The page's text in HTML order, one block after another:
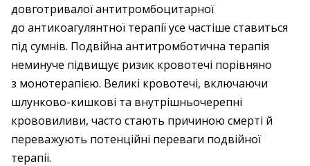
довготривалої антитромбоцитарної
до антикоагулянтної терапії усе частіше ставиться
під сумнів. Подвійна антитромботична терапія
неминуче підвищує ризик кровотечі порівняно
з монотерапією. Великі кровотечі, включаючи
шлунково-кишкові та внутрішньочерепні
крововиливи, часто стають причиною смерті й
переважують потенційні переваги подвійної
терапії.